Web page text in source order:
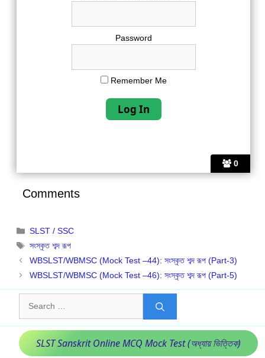
0
Password
Remember Me
Comments
Categories
SLST / SSC
Tags
সংস্কৃত শব্দ রূপ
WBSLST/WBMSC (Mock Test –44): সংস্কৃত শব্দ রূপ (Part-3)
WBSLST/WBMSC (Mock Test –46): সংস্কৃত শব্দ রূপ (Part-5)
for:
SLST Sanskrit Online MCQ Mock Test (অধ্যায় ভিত্তিক)